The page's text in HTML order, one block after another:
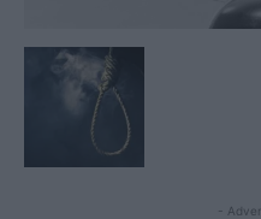
-